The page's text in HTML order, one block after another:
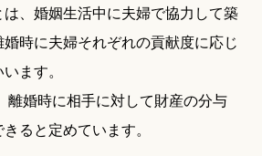
、婚姻生活中に夫婦で協力して築
時に夫婦それぞれの貢献度に応じ
ます。
離婚時に相手に対して財産の分与
ると定めています。